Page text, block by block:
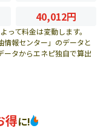
40,012円
て料金は変動します。
報センター」のデータと
ータからエネピ独自で算出
得に!